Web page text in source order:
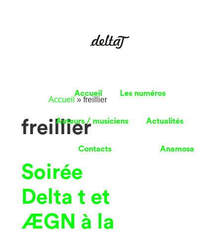
Accueil Les numéros
Auteurs / musiciens Actualités
Contacts Anamosa
Accueil » freillier
freillier
Soirée
Delta t et
ÆGN à la